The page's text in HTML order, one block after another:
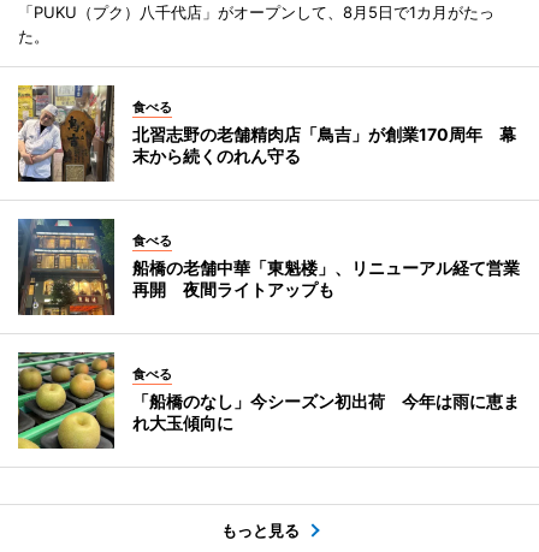
「PUKU（プク）八千代店」がオープンして、8月5日で1カ月がたっ
た。
食べる
北習志野の老舗精肉店「鳥吉」が創業170周年 幕
末から続くのれん守る
食べる
船橋の老舗中華「東魁楼」、リニューアル経て営業
再開 夜間ライトアップも
食べる
「船橋のなし」今シーズン初出荷 今年は雨に恵ま
れ大玉傾向に
もっと見る